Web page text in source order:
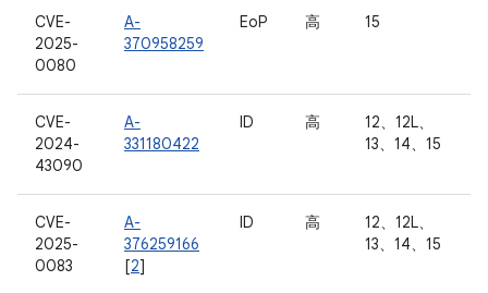
CVE-
2025-
0080
A-
370958259
EoP 高 15
CVE-
2024-
43090
A-
331180422
ID 高
12、12L、
13、14、15
CVE-
2025-
0083
A-
376259166
[2]
ID 高
12、12L、
13、14、15